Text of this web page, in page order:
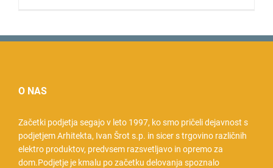
O NAS
Začetki podjetja segajo v leto 1997, ko smo pričeli dejavnost s
podjetjem Arhitekta, Ivan Šrot s.p. in sicer s trgovino različnih
elektro produktov, predvsem razsvetljavo in opremo za
dom.Podjetje je kmalu po začetku delovanja spoznalo